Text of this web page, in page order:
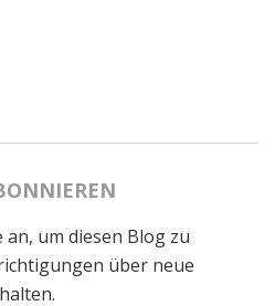
an, um diesen Blog zu
über neue